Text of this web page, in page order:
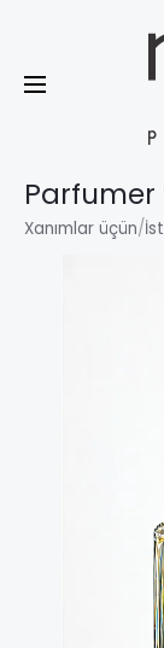
Parfumer
Xanımlar üçün/